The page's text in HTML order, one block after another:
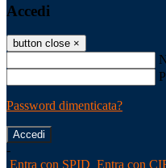
Accedi
button close ×
Password dimenticata?
-
Entra con SPID Entra con